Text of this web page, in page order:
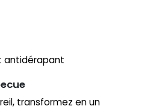
antidérapant
transformez en un